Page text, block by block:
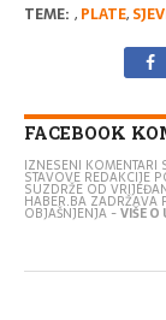
TEME: , PLATE,
FACEBOOK
IZNESENI KOMENTARI
STAVOVE REDAKCIJE
SUZDRŽE OD
HABER.BA ZADRŽAVA
OBJAŠNJENJA -VIŠE O